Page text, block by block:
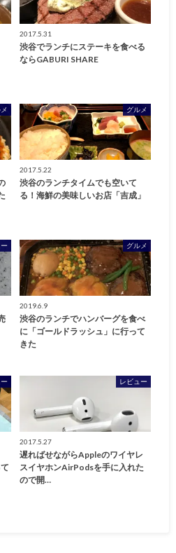
2017.5.31
渋谷でランチにステーキを食べる
ならGABURI SHARE
グルメ
2017.5.22
渋谷のランチタイムでも空いて
る！海鮮の美味しいお店「吉成」
グルメ
2019.6.9
渋谷のランチでハンバーグを食べ
に「ゴールドラッシュ」に行って
きた
レビュー
2017.5.27
遅ればせながらAppleのワイヤレ
スイヤホンAirPodsを手に入れた
ので開…